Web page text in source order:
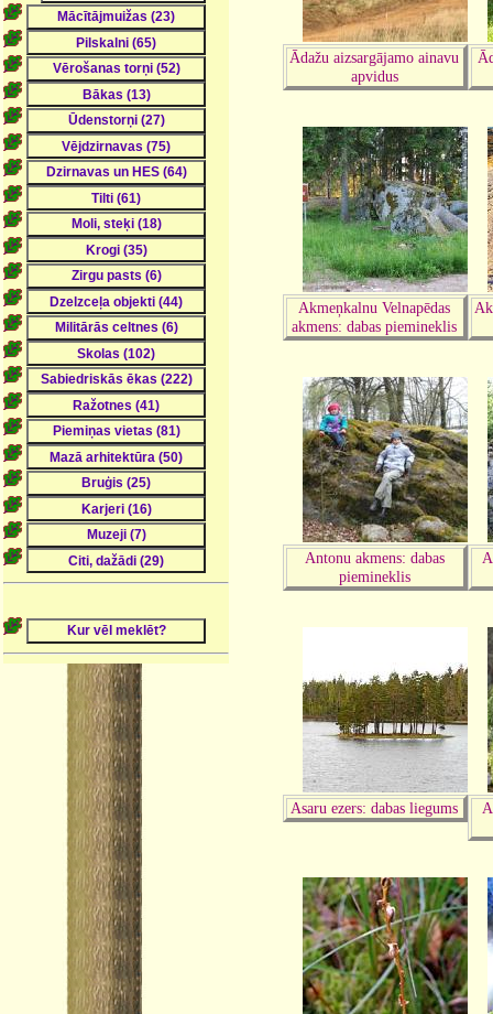
Ādažu aizsargājamo ainavu
apvidus
Akmeņkalnu Velnapēdas
akmens: dabas piemineklis
Antonu akmens: dabas
piemineklis
Asaru ezers: dabas liegums